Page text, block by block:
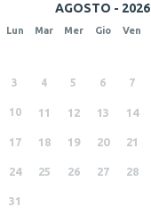
AGOSTO - 2026
Lun Mar Mer Gio Ven
3 4 5 6 7
10 11 12 13 14
17 18 19 20 21
24 25 26 27 28
31